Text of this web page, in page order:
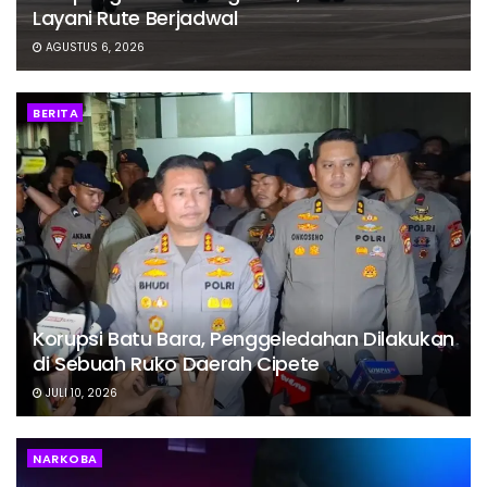
Layani Rute Berjadwal
AGUSTUS 6, 2026
BERITA
Korupsi Batu Bara, Penggeledahan Dilakukan
di Sebuah Ruko Daerah Cipete
JULI 10, 2026
NARKOBA